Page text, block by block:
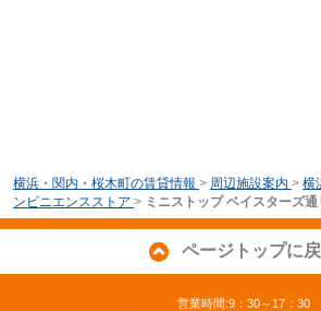
横浜・関内・桜木町の賃貸情報 > 周辺施設案内 > 横
ンビニエンスストア > ミニストップ ベイスターズ通
ページトップに
営業時間:9：30～17：30